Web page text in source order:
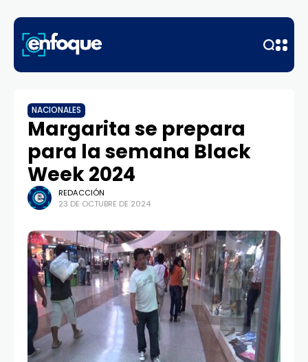
NACIONALES
Margarita se prepara
para la semana Black
Week 2024
REDACCIÓN
23 DE OCTUBRE DE 2024